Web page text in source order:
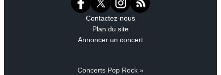
Contactez-nous
Plan du site
Annoncer un concert
Concerts Pop Rock »